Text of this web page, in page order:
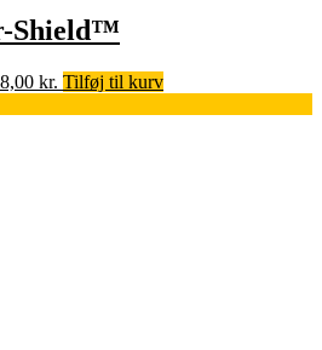
Shield™
kr. Den
Tilføj til kurv